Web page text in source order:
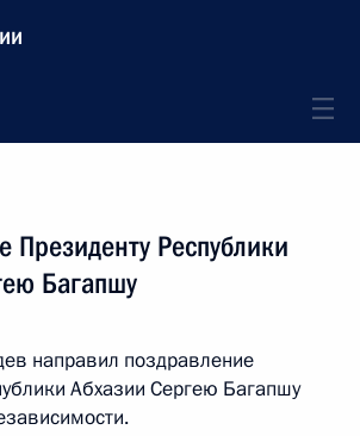
Президенту Республики
Багапшу
направил поздравление
Абхазии Сергею Багапшу